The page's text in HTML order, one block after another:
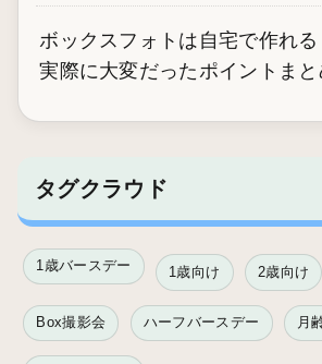
ボックスフォトは自宅で作れる
実際に大変だったポイントまと
タグクラウド
1歳バースデー 1歳向け 2歳向け
Box撮影会 ハーフバースデー 月